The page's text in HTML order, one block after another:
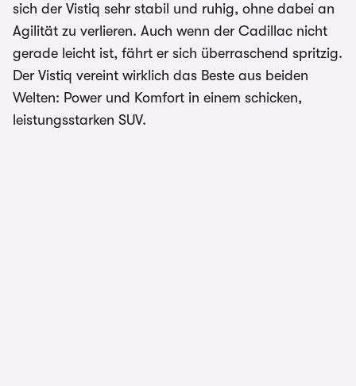
sich der Vistiq sehr stabil und ruhig, ohne dabei an
Agilität zu verlieren. Auch wenn der Cadillac nicht
gerade leicht ist, fährt er sich überraschend spritzig.
Der Vistiq vereint wirklich das Beste aus beiden
Welten: Power und Komfort in einem schicken,
leistungsstarken SUV.